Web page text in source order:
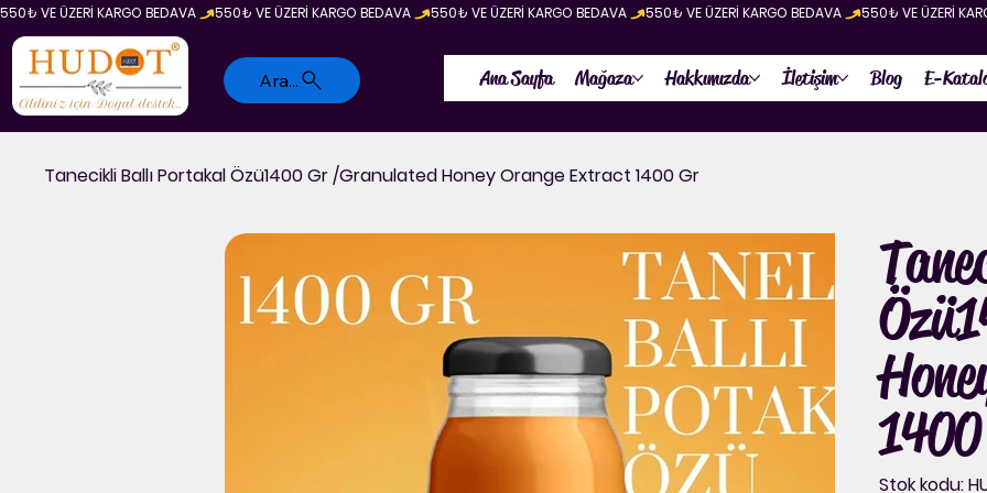
Ara... Ana Sayfa Mağaza Hakkımızda İletişim Blog E-
550₺ VE ÜZERİ KARGO BEDAVA
Tanecikli Ballı Portakal Özü1400 Gr /Granulated Honey Orange Extract 1400 Gr
Stok kodu: